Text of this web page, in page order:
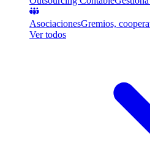
AsociacionesGremios,
Ver todos